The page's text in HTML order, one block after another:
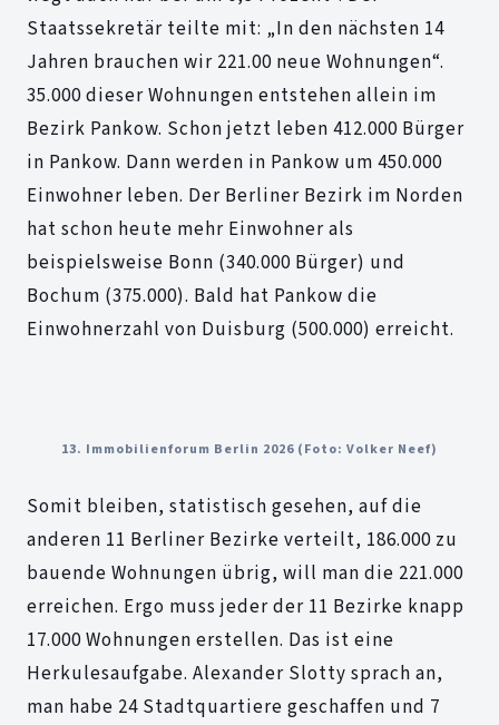
Staatssekretär teilte mit: „In den nächsten 14
Jahren brauchen wir 221.00 neue Wohnungen“.
35.000 dieser Wohnungen entstehen allein im
Bezirk Pankow. Schon jetzt leben 412.000 Bürger
in Pankow. Dann werden in Pankow um 450.000
Einwohner leben. Der Berliner Bezirk im Norden
hat schon heute mehr Einwohner als
beispielsweise Bonn (340.000 Bürger) und
Bochum (375.000). Bald hat Pankow die
Einwohnerzahl von Duisburg (500.000) erreicht.
13. Immobilienforum Berlin 2026 (Foto: Volker Neef)
Somit bleiben, statistisch gesehen, auf die
anderen 11 Berliner Bezirke verteilt, 186.000 zu
bauende Wohnungen übrig, will man die 221.000
erreichen. Ergo muss jeder der 11 Bezirke knapp
17.000 Wohnungen erstellen. Das ist eine
Herkulesaufgabe. Alexander Slotty sprach an,
man habe 24 Stadtquartiere geschaffen und 7